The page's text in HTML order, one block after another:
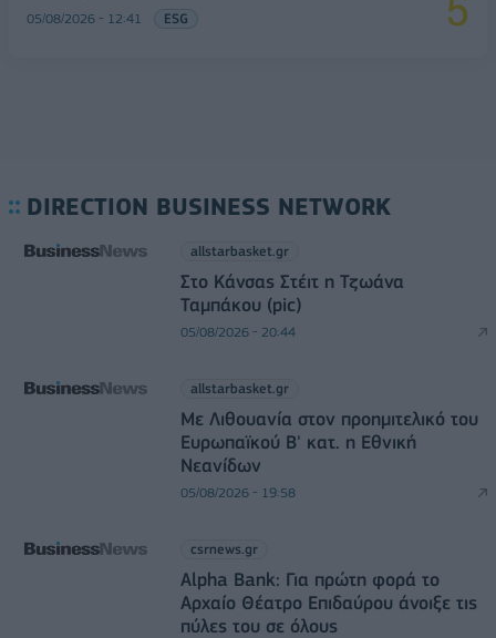
05/08/2026 - 12:41 ESG
DIRECTION BUSINESS NETWORK
allstarbasket.gr
Στο Κάνσας Στέιτ η Τζωάνα
Ταμπάκου (pic)
05/08/2026 - 20:44
allstarbasket.gr
Με Λιθουανία στον προημιτελικό του
Ευρωπαϊκού Β' κατ. η Εθνική
Νεανίδων
05/08/2026 - 19:58
csrnews.gr
Alpha Bank: Για πρώτη φορά το
Αρχαίο Θέατρο Επιδαύρου άνοιξε τις
πύλες του σε όλους